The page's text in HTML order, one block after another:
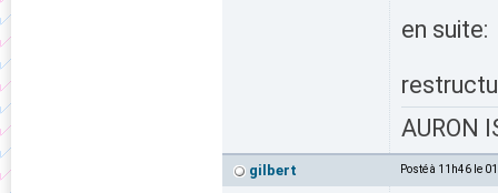
en suite:
AURON
gilbert Posté à 11h46 le